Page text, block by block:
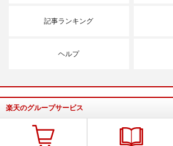
記事ランキング
ヘルプ
楽天のグループサービス